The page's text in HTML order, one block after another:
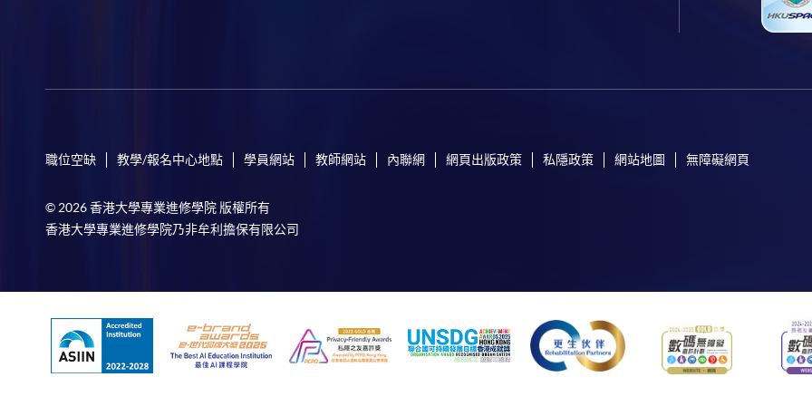
職位空缺 教學/報名中心地點 學員網站 教師網站 內聯網 網頁出版政策 私隱政策 網站地圖 無障礙網頁
© 2026 香港大學專業進修學院 版權所有
香港大學專業進修學院乃非牟利擔保有限公司